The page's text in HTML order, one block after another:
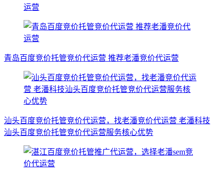
运营
青岛百度竞价托管竞价代运营 推荐老潘竞价代运营
汕头百度竞价托管竞价代运营，找老潘竞价代运营 老潘科技
汕头百度竞价托管竞价代运营服务核心优势